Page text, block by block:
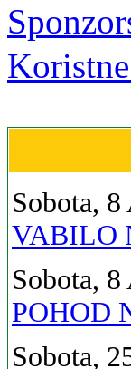
Sobota,
VABILO
Sobota,
POHOD
Sobota,